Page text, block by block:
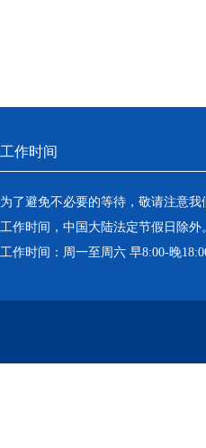
工作时间
为了避免不必要的等待，敬请注意
工作时间，中国大陆法定节假日除外
工作时间：周一至周六 早8:00-晚